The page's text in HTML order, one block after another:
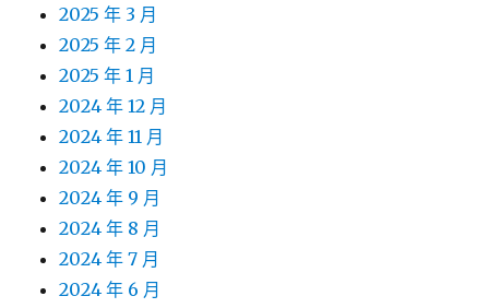
2025 年 3 月
2025 年 2 月
2025 年 1 月
2024 年 12 月
2024 年 11 月
2024 年 10 月
2024 年 9 月
2024 年 8 月
2024 年 7 月
2024 年 6 月